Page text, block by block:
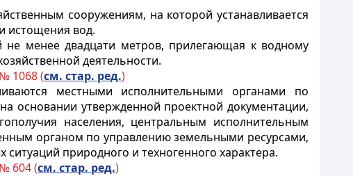
сооружениям, на которой устанавливается
истощения вод.
менее двадцати метров, прилегающая к водному
деятельности.
1068 (см. стар. ред.)
местными исполнительными органами по
основании утвержденной проектной документации,
населения, центральным исполнительным
органом по управлению земельными ресурсами,
природного и техногенного характера.
604 (см. стар. ред.)